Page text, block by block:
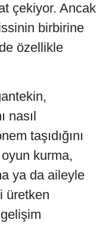
çekiyor. Ancak
birbirine
özellikle
nasıl
taşıdığını
oyun kurma,
ya da aileyle
üretken